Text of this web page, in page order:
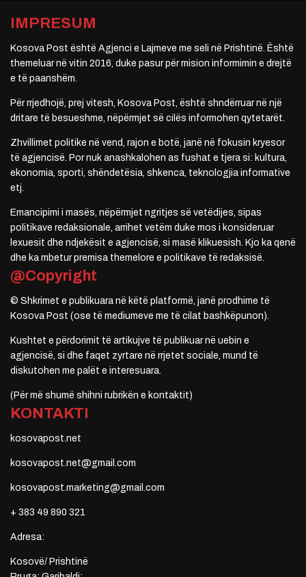
IMPRESUM
Kosova Post është Agjenci e Lajmeve me seli në Prishtinë. Është
themeluar në vitin 2016, duke pasur për mision informimin e drejtë
e të paanshëm.
Për rrjedhojë, prej vitesh, Kosova Post, është shndërruar në një
dritare të besueshme, nëpërmjet së cilës informohen qytetarët.
Zhvillimet politike në vend, rajon e botë, janë në fokusin kryesor
të agjencisë. Por nuk anashkalohen as fushat e tjera si: kultura,
ekonomia, sporti, shëndetësia, shkenca, teknologjia informative
etj.
Emancipimi i masës, nëpërmjet ngritjes së vetëdijes, sipas
politikave redaksionale, arrihet vetëm duke mos i konsideruar
lexuesit dhe ndjekësit e agjencisë, si masë klikuesish. Kjo ka qenë
dhe ka mbetur premisa themelore e politikave të redaksisë.
@Copyright
© Shkrimet e publikuara në këtë platformë, janë prodhime të
Kosova Post (ose të mediumeve me të cilat bashkëpunon).
Kushtet e përdorimit të artikujve të publikuar në uebin e
agjencisë, si dhe faqet zyrtare në rrjetet sociale, mund të
diskutohen me palët e interesuara.
(Për më shumë shihni rubrikën e kontaktit)
KONTAKTI
kosovapost.net
kosovapost.net@gmail.com
kosovapost.marketing@gmail.com
+ 383 49 890 321
Adresa:
Kosovë/ Prishtinë